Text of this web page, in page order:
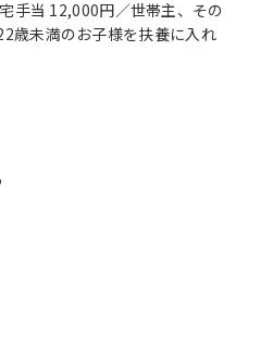
手当 12,000円／世帯主、その
歳未満のお子様を扶養に入れ